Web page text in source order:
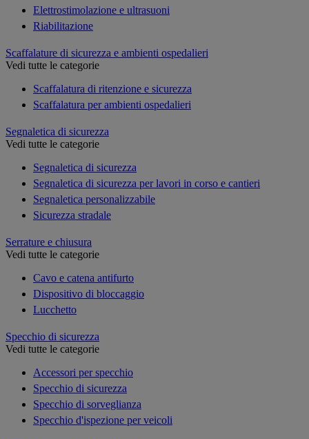
Elettrostimolazione e ultrasuoni
Riabilitazione
Scaffalature di sicurezza e ambienti ospedalieri
Vedi tutte le categorie
Scaffalatura di ritenzione e sicurezza
Scaffalatura per ambienti ospedalieri
Segnaletica di sicurezza
Vedi tutte le categorie
Segnaletica di sicurezza
Segnaletica di sicurezza per lavori in corso e cantieri
Segnaletica personalizzabile
Sicurezza stradale
Serrature e chiusura
Vedi tutte le categorie
Cavo e catena antifurto
Dispositivo di bloccaggio
Lucchetto
Specchio di sicurezza
Vedi tutte le categorie
Accessori per specchio
Specchio di sicurezza
Specchio di sorveglianza
Specchio d'ispezione per veicoli